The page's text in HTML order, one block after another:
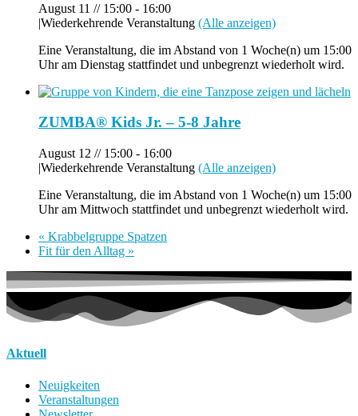
August 11 // 15:00 - 16:00
|Wiederkehrende Veranstaltung (Alle anzeigen)
Eine Veranstaltung, die im Abstand von 1 Woche(n) um 15:00
Uhr am Dienstag stattfindet und unbegrenzt wiederholt wird.
ZUMBA® Kids Jr. – 5-8 Jahre
August 12 // 15:00 - 16:00
|Wiederkehrende Veranstaltung (Alle anzeigen)
Eine Veranstaltung, die im Abstand von 1 Woche(n) um 15:00
Uhr am Mittwoch stattfindet und unbegrenzt wiederholt wird.
« Krabbelgruppe Spatzen
Fit für den Alltag »
Aktuell
Neuigkeiten
Veranstaltungen